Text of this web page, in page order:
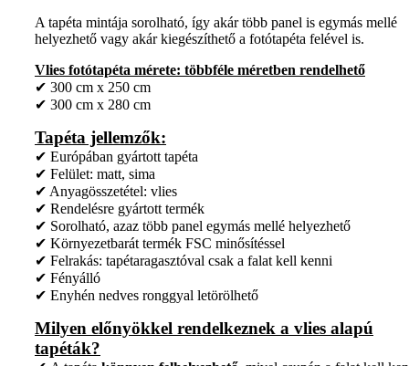
A tapéta mintája sorolható, így akár több panel is egymás mellé
helyezhető vagy akár kiegészíthető a fotótapéta felével is.
Vlies fotótapéta mérete: többféle méretben rendelhető
✔ 300 cm x 250 cm
✔ 300 cm x 280 cm
Tapéta jellemzők:
✔ Európában gyártott tapéta
✔ Felület: matt, sima
✔ Anyagösszetétel: vlies
✔ Rendelésre gyártott termék
✔ Sorolható, azaz több panel egymás mellé helyezhető
✔ Környezetbarát termék FSC minősítéssel
✔ Felrakás: tapétaragasztóval csak a falat kell kenni
✔ Fényálló
✔ Enyhén nedves ronggyal letörölhető
Milyen előnyökkel rendelkeznek a vlies alapú
tapéták?